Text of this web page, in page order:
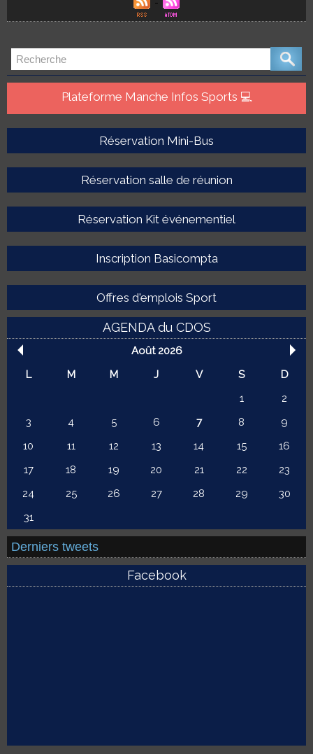
Plateforme Manche Infos Sports 💻
Réservation Mini-Bus
Réservation salle de réunion
Réservation Kit événementiel
Inscription Basicompta
Offres d'emplois Sport
AGENDA du CDOS
Août 2026
L
M M J V S
D
1
2
3
4 5 6 7 8
9
10
11 12 13 14 15
16
17
18 19 20 21 22
23
24
25 26 27 28 29
30
31
Derniers tweets
Facebook